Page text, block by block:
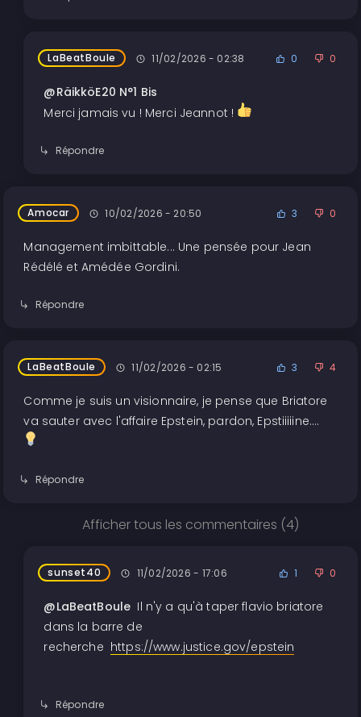
LaBeatBoule 11/02/2026 - 02:38 0 0
@RäikköE20 N°1 Bis
Merci jamais vu ! Merci Jeannot !
Répondre
Amocar 10/02/2026 - 20:50 3 0
Management imbittable... Une pensée pour Jean
Rédélé et Amédée Gordini.
Répondre
LaBeatBoule 11/02/2026 - 02:15 3 4
Comme je suis un visionnaire, je pense que Briatore
va sauter avec l'affaire Epstein, pardon, Epstiiiiine....
Répondre
Afficher tous les commentaires (4)
sunset40 11/02/2026 - 17:06 1 0
@LaBeatBoule Il n'y a qu'à taper flavio briatore
dans la barre de
recherche https://www.justice.gov/epstein
Répondre